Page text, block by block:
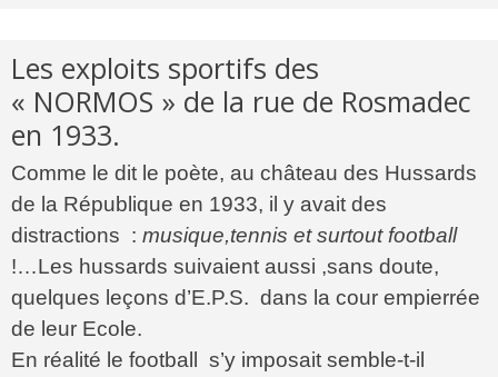
Les exploits sportifs des
« NORMOS » de la rue de Rosmadec
en 1933.
Comme le dit le poète, au château des Hussards
de la République en 1933, il y avait des
distractions : musique,tennis et surtout football
!…Les hussards suivaient aussi ,sans doute,
quelques leçons d’E.P.S. dans la cour empierrée
de leur Ecole.
En réalité le football s’y imposait semble-t-il